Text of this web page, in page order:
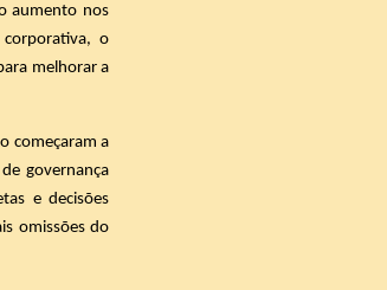
aumento nos
o
melhorar a
começaram a
governança
e decisões
omissões do